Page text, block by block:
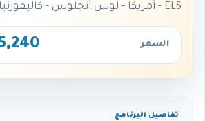
ELS - أمريكا - لوس أنجلوس - كاليفورنيا
السعر 45,240
تفاصيل البرنامج